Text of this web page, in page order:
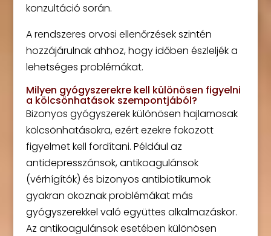
konzultáció során.
A rendszeres orvosi ellenőrzések szintén
hozzájárulnak ahhoz, hogy időben észleljék a
lehetséges problémákat.
Milyen gyógyszerekre kell különösen figyelni
a kölcsönhatások szempontjából?
Bizonyos gyógyszerek különösen hajlamosak
kölcsönhatásokra, ezért ezekre fokozott
figyelmet kell fordítani. Például az
antidepresszánsok, antikoagulánsok
(vérhígítók) és bizonyos antibiotikumok
gyakran okoznak problémákat más
gyógyszerekkel való együttes alkalmazáskor.
Az antikoagulánsok esetében különösen